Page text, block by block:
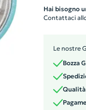
ideale per
nostra spilla
Hai bisogno
Contattaci
Le nostre
Bozza